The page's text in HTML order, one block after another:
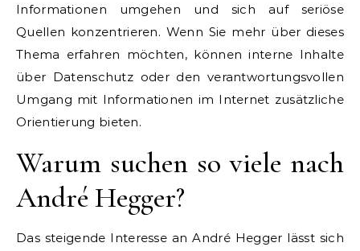
Informationen umgehen und sich auf seriöse
Quellen konzentrieren. Wenn Sie mehr über dieses
Thema erfahren möchten, können interne Inhalte
über Datenschutz oder den verantwortungsvollen
Umgang mit Informationen im Internet zusätzliche
Orientierung bieten.
Warum suchen so viele nach
André Hegger?
Das steigende Interesse an André Hegger lässt sich